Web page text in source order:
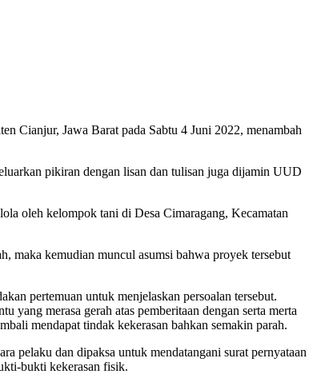
Cianjur, Jawa Barat pada Sabtu 4 Juni 2022, menambah
pikiran dengan lisan dan tulisan juga dijamin UUD
oleh kelompok tani di Desa Cimaragang, Kecamatan
maka kemudian muncul asumsi bahwa proyek tersebut
pertemuan untuk menjelaskan persoalan tersebut.
merasa gerah atas pemberitaan dengan serta merta
mendapat tindak kekerasan bahkan semakin parah.
pelaku dan dipaksa untuk mendatangani surat pernyataan
bukti kekerasan fisik.